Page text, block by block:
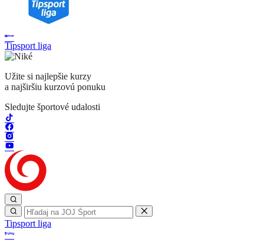
Tipsport liga
Užite si najlepšie kurzy
a najširšiu kurzovú ponuku
Sledujte športové udalosti
Tipsport liga